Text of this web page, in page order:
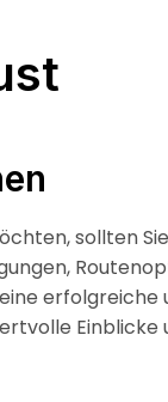
sollten
erfolgreiche
Einblicke